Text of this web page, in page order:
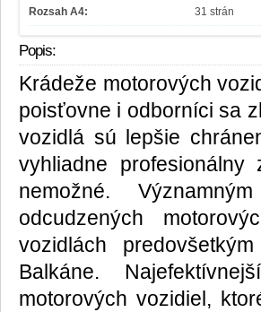
Rozsah A4: 31 strán
Popis:
Krádeže motorových
poisťovne i odborníci sa
vozidlá sú lepšie
vyhliadne
nemožné.
odcudzených
vozidlách
Balkáne.
motorových vozidiel,